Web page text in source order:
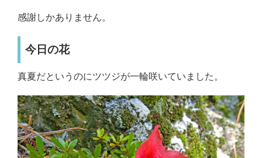
感謝しかありません。
今日の花
真夏だというのにツツジが一輪咲いていました。